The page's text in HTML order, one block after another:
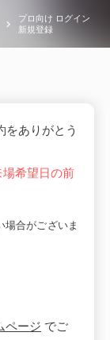
プロ向け ログイン
新規登録
ありがとう
場希望日の前
合がございま
ページ でご